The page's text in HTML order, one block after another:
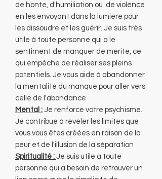
de honte, d'humiliation ou de violence
en les envoyant dans la lumière pour
les dissoudre et les guérir. Je suis très
utile à toute personne qui a le
sentiment de manquer de mérite, ce
qui empêche de réaliser ses pleins
potentiels. Je vous aide à abandonner
la mentalité du manque pour aller vers
celle de l'abondance.
Mental : Je renforce votre psychisme.
Je contribue à révéler les limites que
vous vous êtes créées en raison de la
peur et de l'illusion de la séparation
Spiritualité : Je suis utile à toute
personne qui a besoin de retrouver un